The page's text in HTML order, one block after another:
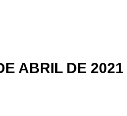
ABRIL DE 2021